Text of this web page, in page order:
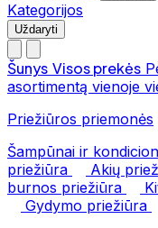
Kategorijos
Uždaryti
Šunys Visos prekės
asortimentą vienoje
Priežiūros priemonės
Šampūnai ir
priežiūra
Akių
burnos priežiūra
Gydymo priežiūra